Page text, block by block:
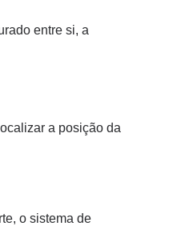
entre si, a
a posição da
o sistema de